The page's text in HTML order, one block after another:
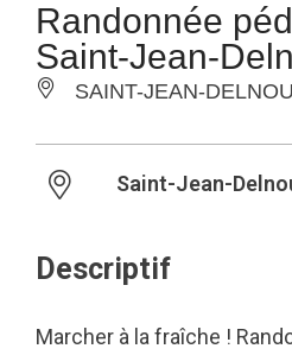
Randonnée
Saint-Jean-
SAINT-JEAN-
Saint-Jean-
Descriptif
Marcher à la fraîche !